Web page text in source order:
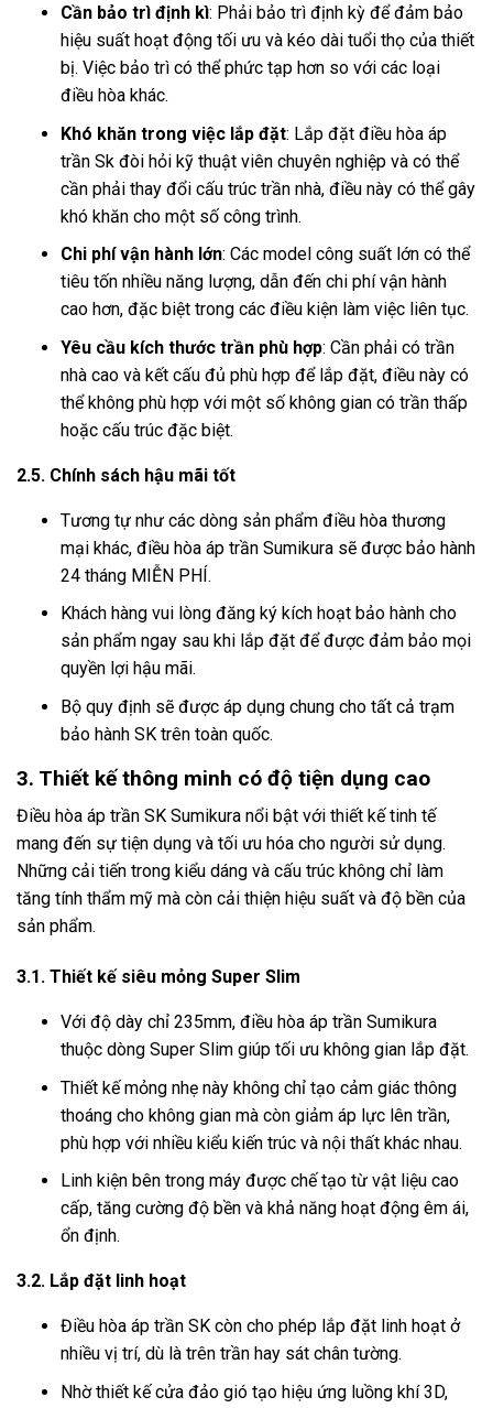
Cần bảo trì định kì: Phải bảo trì định kỳ để đảm bảo
hiệu suất hoạt động tối ưu và kéo dài tuổi thọ của thiết
bị. Việc bảo trì có thể phức tạp hơn so với các loại
điều hòa khác.
Khó khăn trong việc lắp đặt: Lắp đặt điều hòa áp
trần Sk đòi hỏi kỹ thuật viên chuyên nghiệp và có thể
cần phải thay đổi cấu trúc trần nhà, điều này có thể gây
khó khăn cho một số công trình.
Chi phí vận hành lớn: Các model công suất lớn có thể
tiêu tốn nhiều năng lượng, dẫn đến chi phí vận hành
cao hơn, đặc biệt trong các điều kiện làm việc liên tục.
Yêu cầu kích thước trần phù hợp: Cần phải có trần
nhà cao và kết cấu đủ phù hợp để lắp đặt, điều này có
thể không phù hợp với một số không gian có trần thấp
hoặc cấu trúc đặc biệt.
2.5. Chính sách hậu mãi tốt
Tương tự như các dòng sản phẩm điều hòa thương
mại khác, điều hòa áp trần Sumikura sẽ được bảo hành
24 tháng MIỄN PHÍ.
Khách hàng vui lòng đăng ký kích hoạt bảo hành cho
sản phẩm ngay sau khi lắp đặt để được đảm bảo mọi
quyền lợi hậu mãi.
Bộ quy định sẽ được áp dụng chung cho tất cả trạm
bảo hành SK trên toàn quốc.
3. Thiết kế thông minh có độ tiện dụng cao
Điều hòa áp trần SK Sumikura nổi bật với thiết kế tinh tế
mang đến sự tiện dụng và tối ưu hóa cho người sử dụng.
Những cải tiến trong kiểu dáng và cấu trúc không chỉ làm
tăng tính thẩm mỹ mà còn cải thiện hiệu suất và độ bền của
sản phẩm.
3.1. Thiết kế siêu mỏng Super Slim
Với độ dày chỉ 235mm, điều hòa áp trần Sumikura
thuộc dòng Super Slim giúp tối ưu không gian lắp đặt.
Thiết kế mỏng nhẹ này không chỉ tạo cảm giác thông
thoáng cho không gian mà còn giảm áp lực lên trần,
phù hợp với nhiều kiểu kiến trúc và nội thất khác nhau.
Linh kiện bên trong máy được chế tạo từ vật liệu cao
cấp, tăng cường độ bền và khả năng hoạt động êm ái,
ổn định.
3.2. Lắp đặt linh hoạt
Điều hòa áp trần SK còn cho phép lắp đặt linh hoạt ở
nhiều vị trí, dù là trên trần hay sát chân tường.
Nhờ thiết kế cửa đảo gió tạo hiệu ứng luồng khí 3D,